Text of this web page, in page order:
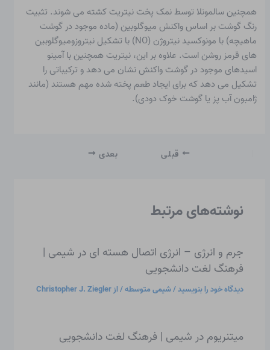
همچنینسالمونلا توسط نمک پخت نیتریت کشته می شوند. تثبیت
رنگ گوشت بر اساس واکنش میوگلوبین (ماده موجود در گوشت
ماهیچه) با مونوکسید نیتروژن (NO) با تشکیل نیتروزومیوگلوبین
های قرمز روشن است. علاوه بر این، نیتریت همچنین با آمینو
اسیدهای موجود در گوشت واکنش نشان می دهد و ترکیباتی را
تشکیل می دهد که برای ایجاد طعم پخته شده مهم هستند (مانند
ژامبون آب پز یا گوشت خوک دودی).
قبلی بعدی
نوشته‌های مرتبط
جرم و انرژی – انرژی اتصال هسته ای در شیمی |
فرهنگ لغت دانشجویی
دیدگاه‌ خود را بنویسید/شیمی متوسطه/ ازChristopher J. Ziegler
میتنریوم در شیمی | فرهنگ لغت دانشجویی